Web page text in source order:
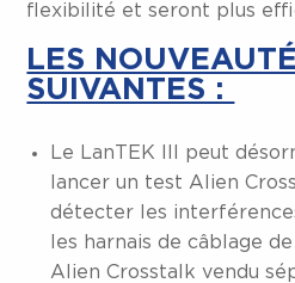
flexibilité et seront plus
LES
SUIVANTES :
Le LanTEK III peut
lancer un test Alien
détecter les
les harnais de câblage
Alien Crosstalk vendu